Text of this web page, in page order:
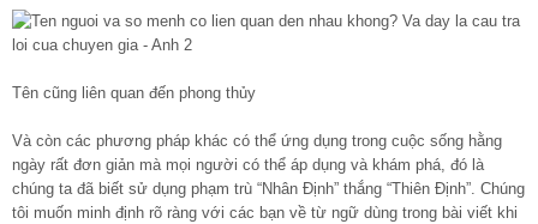
Tên cũng liên quan đến phong thủy
Và còn các phương pháp khác có thể ứng dụng trong cuộc sống hằng
ngày rất đơn giản mà mọi người có thể áp dụng và khám phá, đó là
chúng ta đã biết sử dụng phạm trù “Nhân Định” thắng “Thiên Định”. Chúng
tôi muốn minh định rõ ràng với các bạn về từ ngữ dùng trong bài viết khi